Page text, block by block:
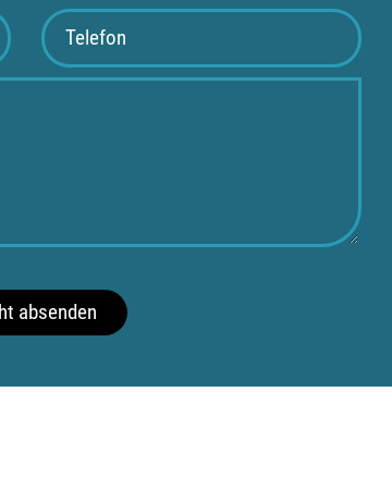
absenden